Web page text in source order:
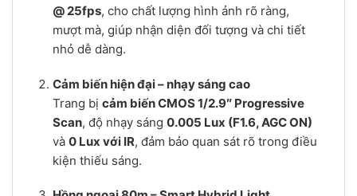
@ 25fps, cho chất lượng hình ảnh rõ ràng,
mượt mà, giúp nhận diện đối tượng và chi tiết
nhỏ dễ dàng.
Cảm biến hiện đại – nhạy sáng cao
Trang bị cảm biến CMOS 1/2.9″ Progressive
Scan, độ nhạy sáng 0.005 Lux (F1.6, AGC ON)
và 0 Lux với IR, đảm bảo quan sát rõ trong điều
kiện thiếu sáng.